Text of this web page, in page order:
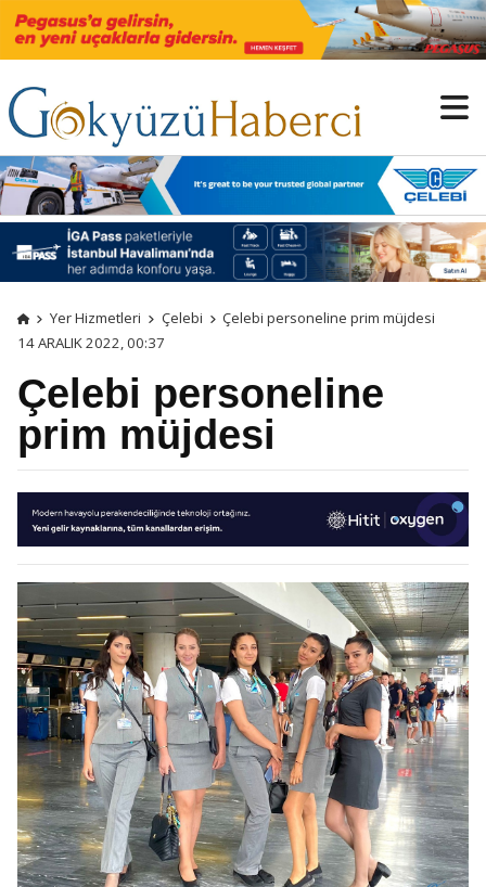
Yer Hizmetleri Çelebi
Çelebi personeline prim müjdesi
14 ARALIK 2022, 00:37
Çelebi personeline
prim müjdesi